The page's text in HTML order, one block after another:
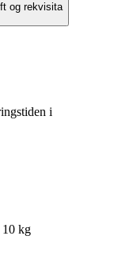
og rekvisita
i
10 kg